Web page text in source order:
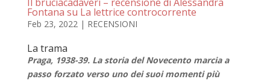
Fontana su La lettrice controcorrente
Feb 23, 2022| RECENSIONI
La trama
Praga, 1938-39. La storia del Novecento marcia a
passo forzato verso uno dei suoi momenti più